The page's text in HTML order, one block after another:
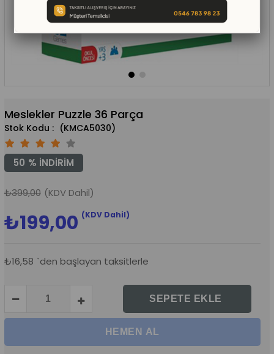
Meslekler Puzzle 36 Parça
(KMCA5030)
%
50 İNDIRIM
₺399,00 (KDV Dahil)
₺199,00 (KDV Dahil)
₺16,58 `den başlayan taksitlerle